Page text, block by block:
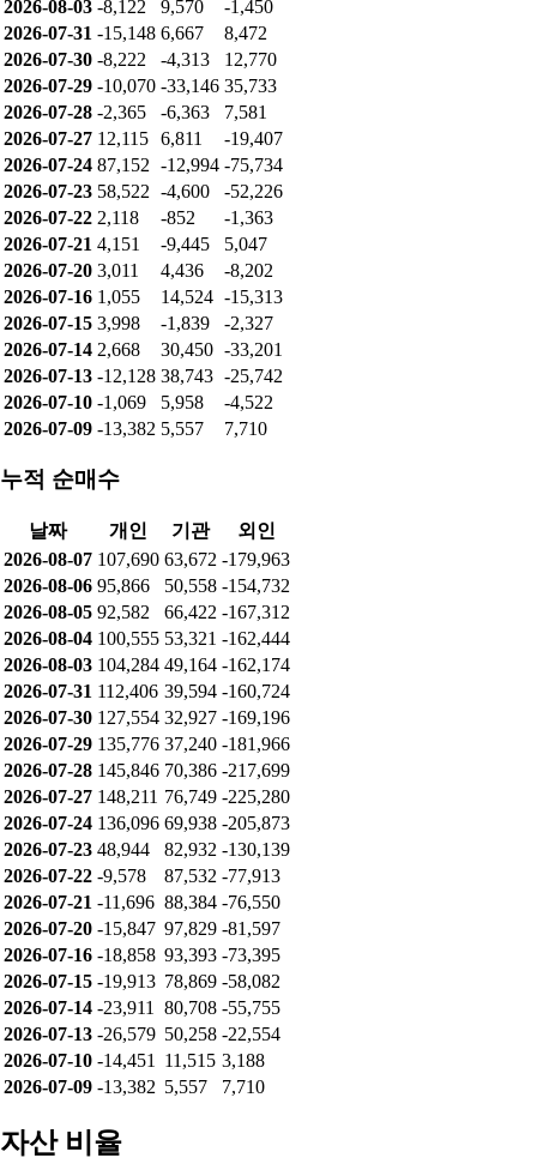
2026-08-03 -8,122 9,570
-1,450
2026-07-31 -15,148 6,667
8,472
2026-07-30 -8,222 -4,313
12,770
2026-07-29 -10,070 -33,146 35,733
2026-07-28 -2,365 -6,363
7,581
2026-07-27 12,115 6,811
-19,407
2026-07-24 87,152 -12,994 -75,734
2026-07-23 58,522 -4,600
-52,226
2026-07-22 2,118 -852
-1,363
2026-07-21 4,151 -9,445
5,047
2026-07-20 3,011 4,436
-8,202
2026-07-16 1,055 14,524 -15,313
2026-07-15 3,998 -1,839
-2,327
2026-07-14 2,668 30,450 -33,201
2026-07-13 -12,128 38,743 -25,742
2026-07-10 -1,069 5,958
-4,522
2026-07-09 -13,382 5,557 7,710
누적 순매수
날짜 개인 기관
외인
2026-08-07 107,690 63,672 -179,963
2026-08-06 95,866 50,558 -154,732
2026-08-05 92,582 66,422 -167,312
2026-08-04 100,555 53,321 -162,444
2026-08-03 104,284 49,164 -162,174
2026-07-31 112,406 39,594 -160,724
2026-07-30 127,554 32,927 -169,196
2026-07-29 135,776 37,240 -181,966
2026-07-28 145,846 70,386 -217,699
2026-07-27 148,211 76,749 -225,280
2026-07-24 136,096 69,938 -205,873
2026-07-23 48,944 82,932 -130,139
2026-07-22 -9,578 87,532 -77,913
2026-07-21 -11,696 88,384 -76,550
2026-07-20 -15,847 97,829 -81,597
2026-07-16 -18,858 93,393 -73,395
2026-07-15 -19,913 78,869 -58,082
2026-07-14 -23,911 80,708 -55,755
2026-07-13 -26,579 50,258 -22,554
2026-07-10 -14,451 11,515 3,188
2026-07-09 -13,382 5,557 7,710
자산 비율